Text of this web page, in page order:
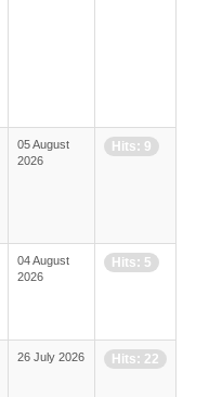
05 August
2026
Hits: 9
04 August
2026
Hits: 5
26 July 2026 Hits: 22